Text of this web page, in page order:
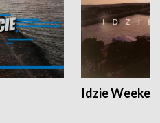
Idzie